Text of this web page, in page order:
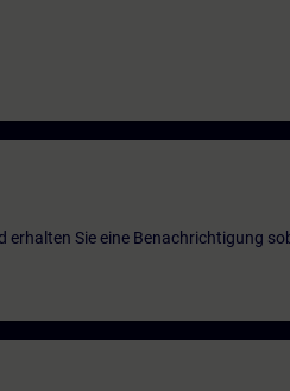
erhalten Sie eine Benachrichtigung